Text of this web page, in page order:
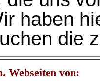
haben
die
Webseiten von: